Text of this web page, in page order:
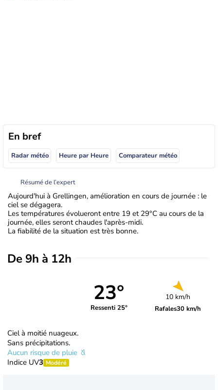
En bref
Radar météo Heure par Heure Comparateur météo
Résumé de l’expert
Aujourd'hui à Grellingen, amélioration en cours de journée : le
ciel se dégagera.
Les températures évolueront entre 19 et 29°C au cours de la
journée, elles seront chaudes l'après-midi.
La fiabilité de la situation est très bonne.
De 9h à 12h
23°
Ressenti 25°
10 km/h
Rafales30 km/h
Ciel à moitié nuageux.
Sans précipitations.
Aucun risque de pluie
Indice UV3 Modéré